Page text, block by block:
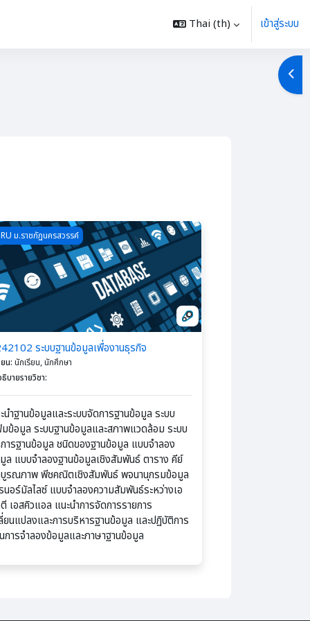
Thai ‎(th)‎ เข้าสู่ระบบ
image 3242102 ระบบฐานข้อมูลเพื่องานธุรกิจ
ม.ราชภัฏนครสวรรค์
ระบบฐานข้อมูลเพื่องานธุรกิจ
น: นักเรียน, นักศึกษา
บายรายวิชา:
นำฐานข้อมูลและระบบจัดการฐานข้อมูล ระบบ
ข้อมูล ระบบฐานข้อมูลและสภาพแวดล้อม ระบบ
ารฐานข้อมูล ชนิดของฐานข้อมูล แบบจำลอง
ล แบบจำลองฐานข้อมูลเชิงสัมพันธ์ ตาราง คีย์
รณภาพ พีชคณิตเชิงสัมพันธ์ พจนานุกรมข้อมูล
นอร์มัลไลซ์ แบบจำลองความสัมพันธ์ระหว่างเอ
เอสคิวแอล แนะนำการจัดการรายการ
ยนแปลงและการบริหารฐานข้อมูล และปฏิบัติการ
การจำลองข้อมูลและภาษาฐานข้อมูล